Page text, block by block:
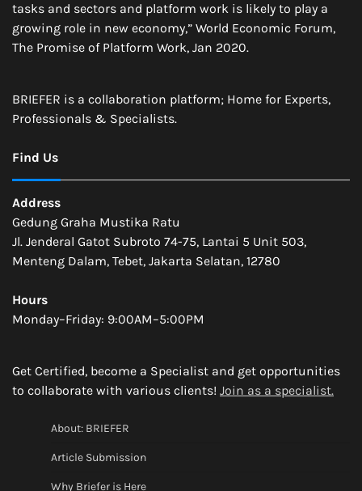
tasks and sectors and platform work is likely to play a
growing role in new economy,” World Economic Forum,
The Promise of Platform Work, Jan 2020.
BRIEFER is a collaboration platform; Home for Experts,
Professionals & Specialists.
Find Us
Address
Gedung Graha Mustika Ratu
Jl. Jenderal Gatot Subroto 74-75, Lantai 5 Unit 503,
Menteng Dalam, Tebet, Jakarta Selatan, 12780
Hours
Monday–Friday: 9:00AM–5:00PM
Get Certified, become a Specialist and get opportunities
to collaborate with various clients! Join as a specialist.
About: BRIEFER
Article Submission
Why Briefer is Here